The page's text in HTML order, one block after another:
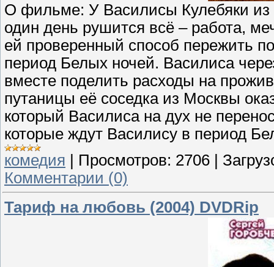
О фильме: У Василисы Кулебяки из
один день рушится всё – работа,
ей проверенный способ пережить
период Белых ночей. Василиса
вместе поделить расходы на
путаницы её соседка из Москвы
который Василиса на дух не
которые ждут Василису в период
комедия
Просмотров: 2706
Комментарии (0)
Тариф на любовь (2004) DVDRip